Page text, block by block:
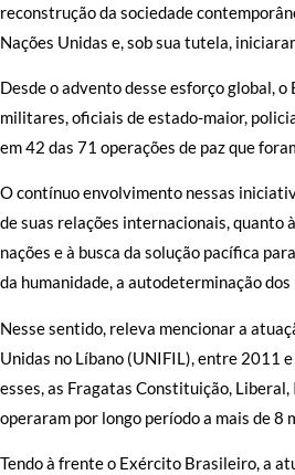
reconstrução da sociedade
Nações Unidas e, sob sua tutela,
Desde o advento desse esforço global,
militares, oficiais de estado-maior,
em 42 das 71 operações de paz que
O contínuo envolvimento nessas
de suas relações internacionais, quanto
nações e à busca da solução pacífica
da humanidade, a autodeterminação
Nesse sentido, releva mencionar a
Unidas no Líbano (UNIFIL), entre 2011
esses, as Fragatas Constituição,
operaram por longo período a mais de 8
Tendo à frente o Exército Brasileiro, a